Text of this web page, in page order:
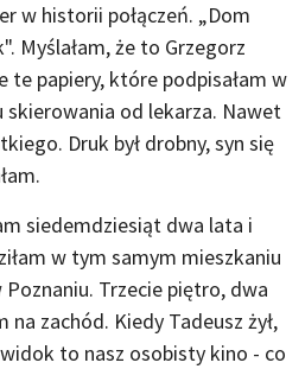
w historii połączeń. „Dom
Myślałam, że to Grzegorz
te papiery, które podpisałam w
od lekarza. Nawet
Druk był drobny, syn się
siedemdziesiąt dwa lata i
w tym samym mieszkaniu
Trzecie piętro, dwa
na zachód. Kiedy Tadeusz żył,
to nasz osobisty kino - co